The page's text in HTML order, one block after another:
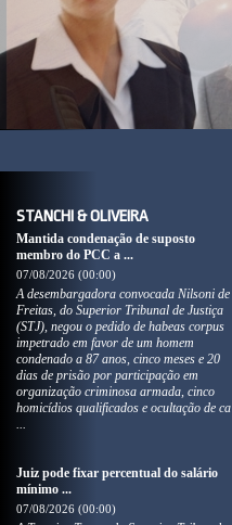
STANCHI & OLIVEIRA
Mantida condenação de suposto
membro do PCC a ...
07/08/2026 (00:00)
​A desembargadora convocada Nilsoni de
Freitas, do Superior Tribunal de Justiça
(STJ), negou o pedido de habeas corpus
impetrado em favor de um homem
condenado a 87 anos, cinco meses e 20
dias de prisão por participação em
organização criminosa armada, cinco
homicídios qualificados e ocultação de ca
...
Juiz pode fixar percentual do salário
mínimo ...
07/08/2026 (00:00)